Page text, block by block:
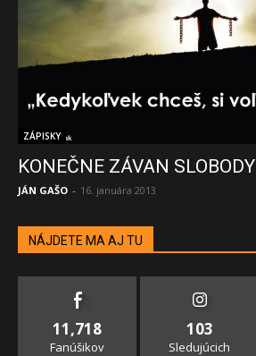
ZÁPISKY
KONEČNE ZÁVAN SLOBODY
JÁN GAŠO - 16. januára 2013
NÁJDETE MA AJ TU
11,718
Fanúšikov
103
Sledujúcich